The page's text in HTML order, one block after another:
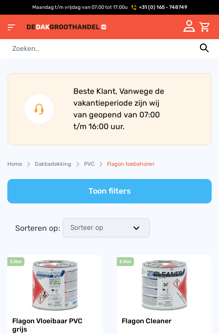
Maandag t/m vrijdag van 07:00 tot 17:00u +31 (0) 165 - 748749
Beste Klant, Vanwege de
vakantieperiode zijn wij
van geopend van 07:00
t/m 16:00 uur.
Home Dakbedekking PVC Flagon toebehoren
Toon filters
Sorteren op:
3 liter
Flagon Vloeibaar PVC
grijs
3 liter
Flagon Cleaner